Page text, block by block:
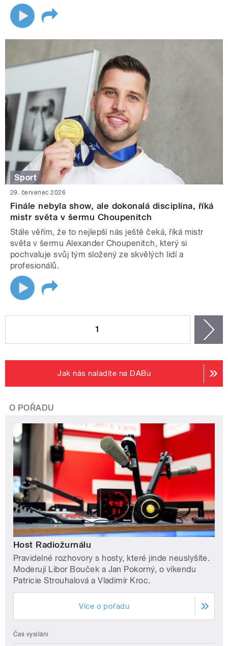
Sport
29. červenec 2026
Finále nebyla show, ale dokonalá disciplína, říká
mistr světa v šermu Choupenitch
Stále věřím, že to nejlepší nás ještě čeká, říká mistr
světa v šermu Alexander Choupenitch, který si
pochvaluje svůj tým složený ze skvělých lidí a
profesionálů.
1
Jak nás naladíte na DABu
O POŘADU
Host Radiožurnálu
Pravidelné rozhovory s hosty, které jinde neuslyšíte.
Moderují Libor Bouček a Jan Pokorný, o víkendu
Patricie Strouhalová a Vladimír Kroc.
Více o pořadu
Čas vysílání